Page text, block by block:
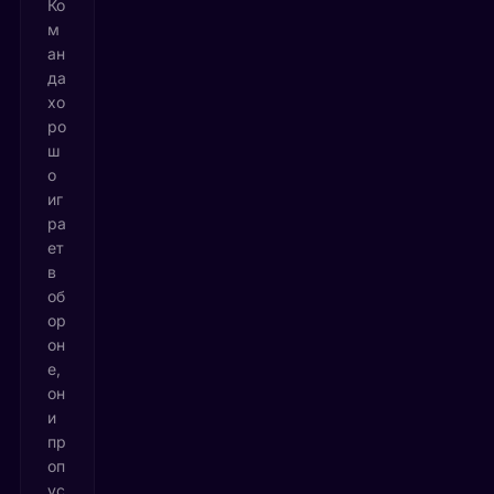
Ко
м
ан
да
хо
ро
ш
о
иг
ра
ет
в
об
ор
он
е,
он
и
пр
оп
ус